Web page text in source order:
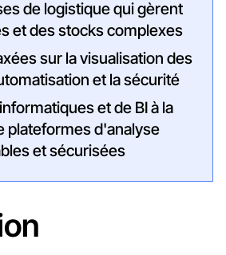
de logistique qui gèrent
et des stocks complexes
sur la visualisation des
et la sécurité
et de BI à la
plateformes d'analyse
et sécurisées